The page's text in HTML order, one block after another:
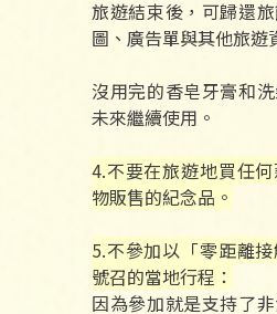
旅遊結束後，可歸還
圖、廣告單與其他旅遊
沒用完的香皂牙膏和
未來繼續使用。
4.不要在旅遊地買任
物販售的紀念品。
5.不參加以「零距離
號召的當地行程：
因為參加就是支持了